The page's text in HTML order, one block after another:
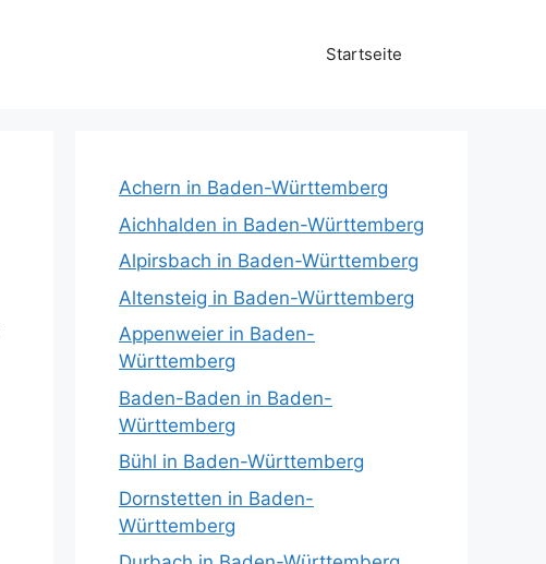
Startseite
Achern in Baden-Württemberg
Aichhalden in Baden-Württemberg
Alpirsbach in Baden-Württemberg
Altensteig in Baden-Württemberg
Appenweier in Baden-
Württemberg
Baden-Baden in Baden-
Württemberg
Bühl in Baden-Württemberg
Dornstetten in Baden-
Württemberg